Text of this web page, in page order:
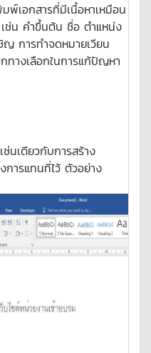
เอกสารที่มีเนื้อหาเหมือน
ช่น คำขึ้นต้น ชื่อ ตำแหน่ง
การทำจดหมายเวียน
ทางเลือกในการแก้ปัญหา
ช่นเดียวกับการสร้าง
การแทนที่ไว้ ตัวอย่าง